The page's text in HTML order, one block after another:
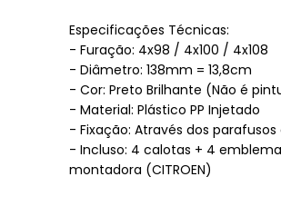
Especificações Técnicas:
- Furação: 4x98 / 4x100 / 4x108
- Diâmetro: 138mm = 13,8cm
- Cor: Preto Brilhante (Não é
- Material: Plástico PP Injetado
- Fixação: Através dos
- Incluso: 4 calotas + 4
montadora (CITROEN)